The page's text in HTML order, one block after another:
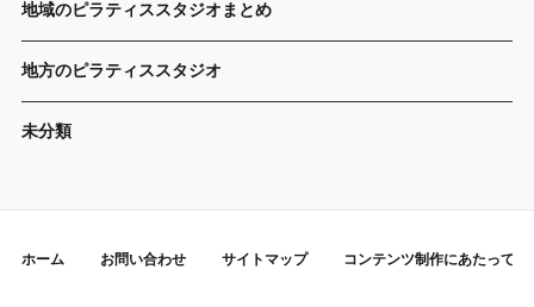
地域のピラティススタジオまとめ
地方のピラティススタジオ
未分類
ホーム お問い合わせ サイトマップ コンテンツ制作にあたって